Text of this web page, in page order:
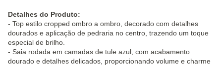
Detalhes do Produto:
- Top estilo cropped ombro a ombro, decorado com detalhes
dourados e aplicação de pedraria no centro, trazendo um toque
especial de brilho.
- Saia rodada em camadas de tule azul, com acabamento
dourado e detalhes delicados, proporcionando volume e charme